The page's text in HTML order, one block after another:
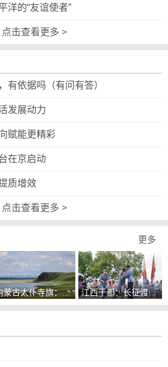
洋的“友谊使者”
点击查看更多 >
有依据吗（有问有答）
发展动力
赋能更精彩
在京启动
质增效
点击查看更多 >
更多
蒙古太仆寺旗：
江西于都：长征渡口